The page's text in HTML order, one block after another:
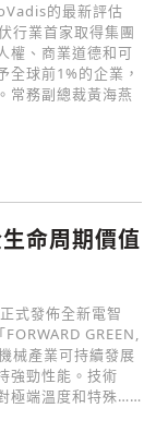
的最新評估
行業首家取得集團
權、商業道德和可
全球前1%的企業，
常務副總裁黃海燕
命周期價值
式發佈全新電智
GREEN,
械產業可持續發展
強勁性能。技術
極端溫度和特殊……